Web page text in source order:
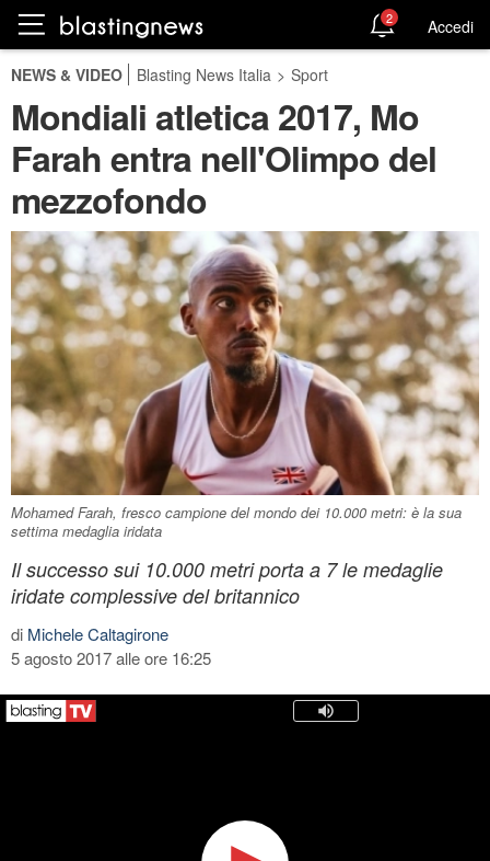
2 Accedi
NEWS & VIDEO Blasting News Italia > Sport
Mondiali atletica 2017, Mo
Farah entra nell'Olimpo del
mezzofondo
Mohamed Farah, fresco campione del mondo dei 10.000 metri: è la sua
settima medaglia iridata
Il successo sui 10.000 metri porta a 7 le medaglie
iridate complessive del britannico
di Michele Caltagirone
5 agosto 2017 alle ore 16:25